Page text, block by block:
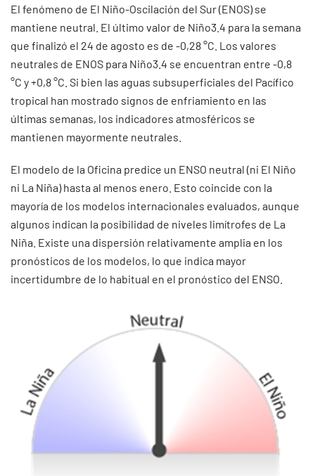
El fenómeno de El Niño-Oscilación del Sur (ENOS) se
mantiene neutral. El último valor de Niño3.4 para la semana
que finalizó el 24 de agosto es de -0,28 °C. Los valores
neutrales de ENOS para Niño3.4 se encuentran entre -0,8
°C y +0,8 °C. Si bien las aguas subsuperficiales del Pacífico
tropical han mostrado signos de enfriamiento en las
últimas semanas, los indicadores atmosféricos se
mantienen mayormente neutrales.
El modelo de la Oficina predice un ENSO neutral (ni El Niño
ni La Niña) hasta al menos enero. Esto coincide con la
mayoría de los modelos internacionales evaluados, aunque
algunos indican la posibilidad de niveles limítrofes de La
Niña. Existe una dispersión relativamente amplia en los
pronósticos de los modelos, lo que indica mayor
incertidumbre de lo habitual en el pronóstico del ENSO.